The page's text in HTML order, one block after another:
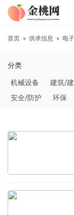
首页 » 供求信息 » 电
分类
机械设备
建筑/
安全/防护
环保
汽摩及配件
日
工艺品/礼品
纺